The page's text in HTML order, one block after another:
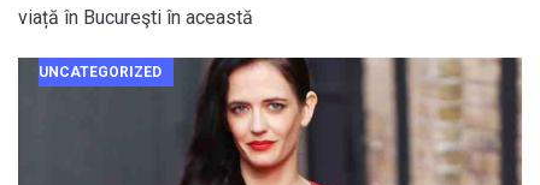
viață în Bucureşti în această
UNCATEGORIZED